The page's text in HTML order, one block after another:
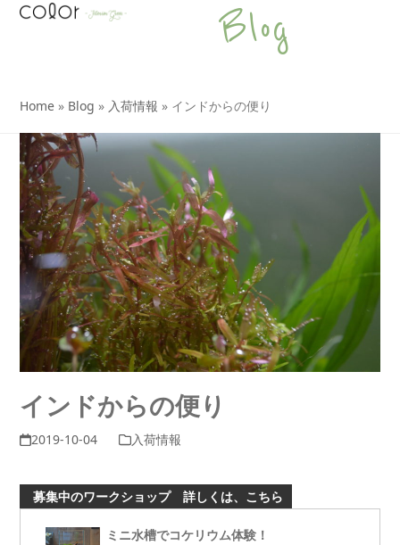
SkipOpen
Close
Blog
Home » Blog » 入荷情報 » インドからの便り
インドからの便り
2019-10-04 入荷情報
募集中のワークショップ 詳しくは、こちら
ミニ水槽でコケリウム体験！